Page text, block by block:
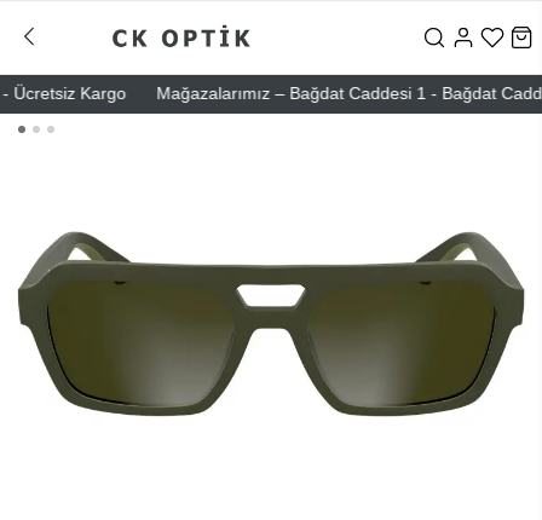
Kargo Mağazalarımız – Bağdat Caddesi 1 - Bağdat